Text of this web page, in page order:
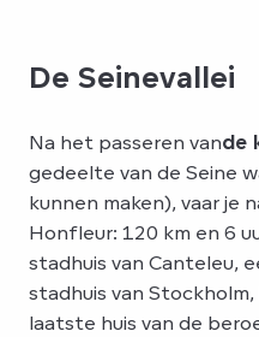
De Seinevallei
Na het passeren vande
gedeelte van de Seine
kunnen maken), vaar je
Honfleur: 120 km en 6
stadhuis van Canteleu,
stadhuis van
laatste huis van de